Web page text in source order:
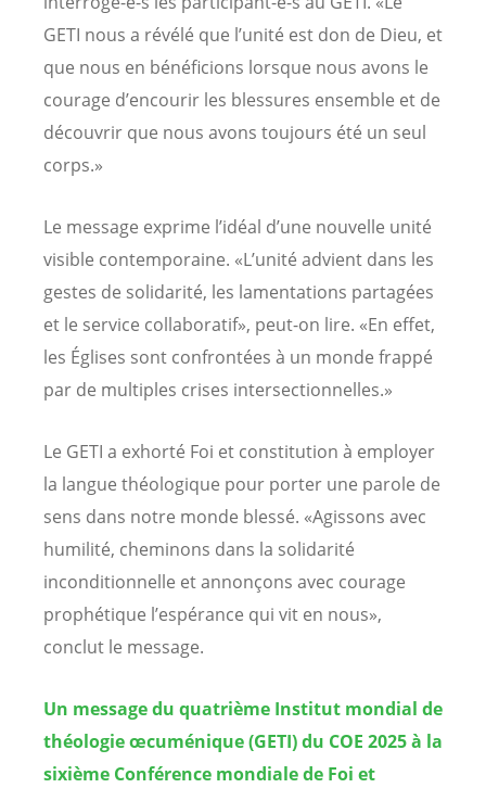
GETI nous a révélé que l’unité est don de Dieu, et
que nous en bénéficions lorsque nous avons le
courage d’encourir les blessures ensemble et de
découvrir que nous avons toujours été un seul
corps.»
Le message exprime l’idéal d’une nouvelle unité
visible contemporaine. «L’unité advient dans les
gestes de solidarité, les lamentations partagées
et le service collaboratif», peut-on lire. «En effet,
les Églises sont confrontées à un monde frappé
par de multiples crises intersectionnelles.»
Le GETI a exhorté Foi et constitution à employer
la langue théologique pour porter une parole de
sens dans notre monde blessé. «Agissons avec
humilité, cheminons dans la solidarité
inconditionnelle et annonçons avec courage
prophétique l’espérance qui vit en nous»,
conclut le message.
Un message du quatrième Institut mondial de
théologie œcuménique (GETI) du COE 2025 à la
sixième Conférence mondiale de Foi et